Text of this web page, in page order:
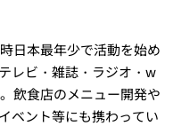
日本最年少で活動を始め
レビ・雑誌・ラジオ・w
飲食店のメニュー開発や
ベント等にも携わってい